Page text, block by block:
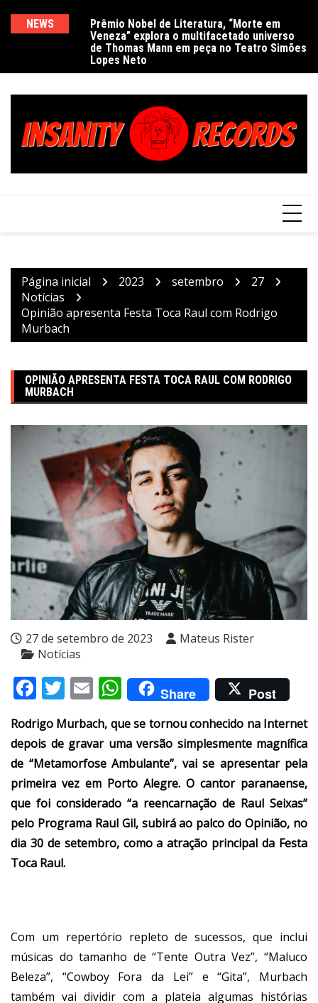
NEWS
Prêmio Nobel de Literatura, “Morte em
Veneza” explora o multifacetado universo
de Thomas Mann em peça no Teatro Simões
Lopes Neto
Página inicial 2023 setembro
27
Notícias
Opinião apresenta Festa Toca Raul com Rodrigo
Murbach
OPINIÃO APRESENTA FESTA TOCA RAUL COM RODRIGO
MURBACH
27 de setembro de 2023
Mateus Rister
Notícias
Facebook
Twitter
EmailWhatsApp
Share Post
Rodrigo Murbach, que se tornou conhecido na Internet
depois de gravar uma versão simplesmente magnífica
de “Metamorfose Ambulante”, vai se apresentar pela
primeira vez em Porto Alegre. O cantor paranaense,
que foi considerado “a reencarnação de Raul Seixas”
pelo Programa Raul Gil, subirá ao palco do Opinião, no
dia 30 de setembro, como a atração principal da Festa
Toca Raul.
Com um repertório repleto de sucessos, que inclui
músicas do tamanho de “Tente Outra Vez”, “Maluco
Beleza”, “Cowboy Fora da Lei” e “Gita”, Murbach
também vai dividir com a plateia algumas histórias